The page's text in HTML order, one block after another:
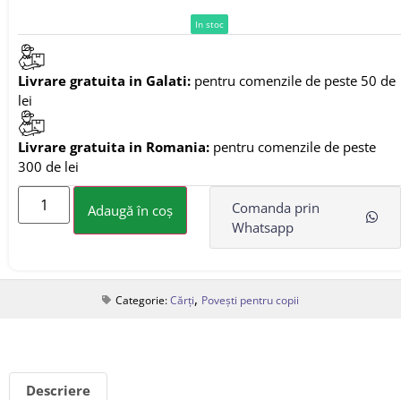
In stoc
Livrare gratuita in Galati: pentru comenzile de peste 50 de
lei
Livrare gratuita in Romania: pentru comenzile de peste
300 de lei
Adaugă în coș
Comanda prin
Whatsapp
Categorie:Cărți, Povești pentru copii
Descriere